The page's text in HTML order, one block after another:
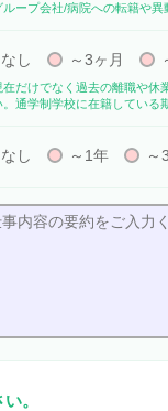
ープ会社/病院への転籍や異
なし ～3ヶ月
だけでなく過去の離職や休
。通学制学校に在籍している
なし ～1年 ～
。